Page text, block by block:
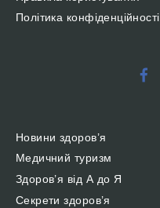
Політика конфіденційності
Новини здоров’я
Медичний туризм
Здоров’я від А до Я
Секрети здоров’я